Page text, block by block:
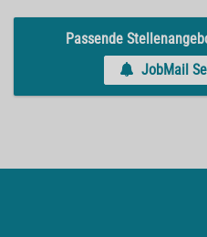
Passende
JobMail